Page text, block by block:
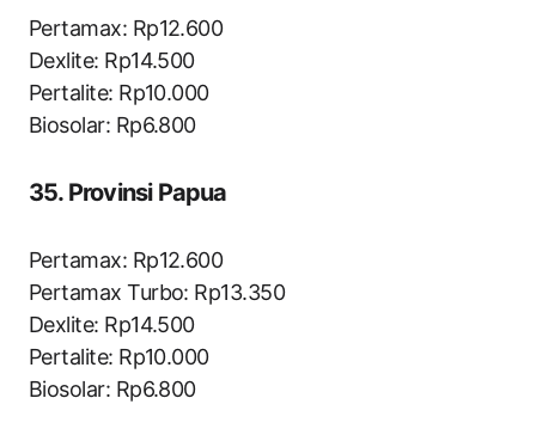
Pertamax: Rp12.600
Dexlite: Rp14.500
Pertalite: Rp10.000
Biosolar: Rp6.800
35. Provinsi Papua
Pertamax: Rp12.600
Pertamax Turbo: Rp13.350
Dexlite: Rp14.500
Pertalite: Rp10.000
Biosolar: Rp6.800